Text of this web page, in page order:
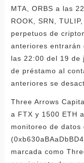
MTA, ORBS a las
ROOK, SRN,
perpetuos de
anteriores entrarán
las 22:00 del 19 de
de préstamo al
anteriores se
Three Arrows
a FTX y 1500 ETH
monitoreo de datos
marcada como